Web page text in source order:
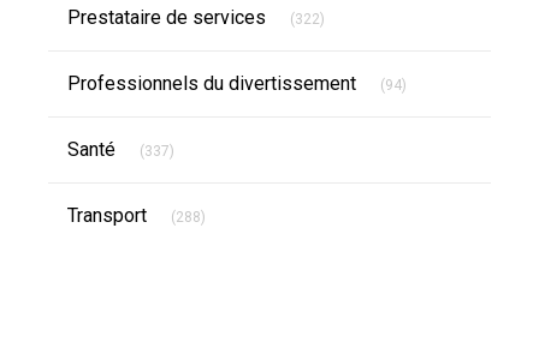
Prestataire de services (322)
Professionnels du divertissement (94)
Santé (337)
Transport (288)